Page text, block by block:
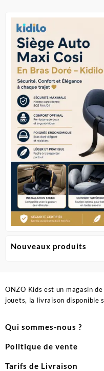
Nouveaux produits
sur
ONZO Kids est un magasin
jouets, la livraison disponible
Qui sommes-nous ?
Politique de vente
Tarifs de Livraison